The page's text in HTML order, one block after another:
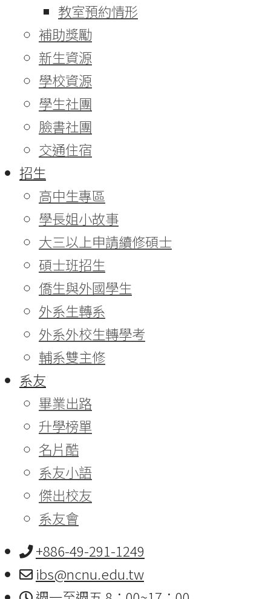
教室預約情形
補助獎勵
新生資源
學校資源
學生社團
臉書社團
交通住宿
招生
高中生專區
學長姐小故事
大三以上申請續修碩士
碩士班招生
僑生與外國學生
外系生轉系
外系外校生轉學考
輔系雙主修
系友
畢業出路
升學榜單
名片酷
系友小語
傑出校友
系友會
+886-49-291-1249
ibs@ncnu.edu.tw